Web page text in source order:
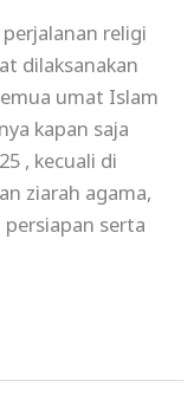
religi
dilaksanakan
umat Islam
kapan saja
, kecuali di
ziarah agama,
serta